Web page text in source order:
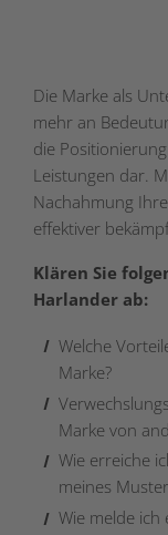
Die Marke als
mehr an
die
Leistungen dar.
Nachahmung
effektiver
Klären Sie
Harlander ab:
Welche
Marke?
Marke von
Wie erreiche
meines
Wie melde